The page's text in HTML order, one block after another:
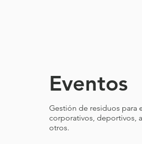
Eventos
Gestión de residuos para
corporativos, deportivos,
otros.